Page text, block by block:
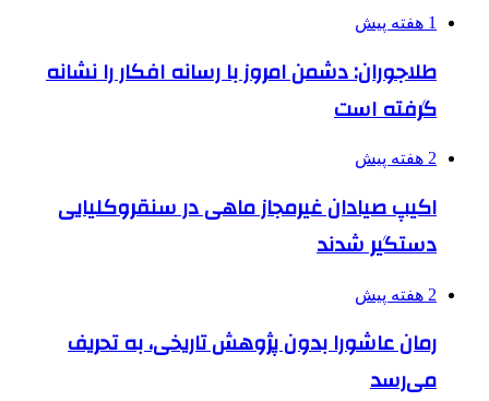
1 هفته پیش
طلاجوران: دشمن امروز با رسانه افکار را نشانه
گرفته است
2 هفته پیش
اکیپ صیادان غیرمجاز ماهی در سنقروکلیایی
دستگیر شدند
2 هفته پیش
رمان عاشورا بدون پژوهش تاریخی، به تحریف
می‌رسد